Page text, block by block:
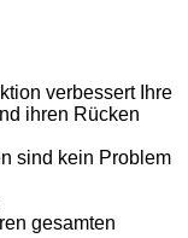
verbessert Ihre
ihren Rücken
sind kein Problem
gesamten